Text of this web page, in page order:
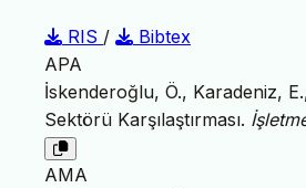
RIS /
Bibtex
APA
İskenderoğlu, Ö., Karadeniz,
Sektörü Karşılaştırması.
AMA